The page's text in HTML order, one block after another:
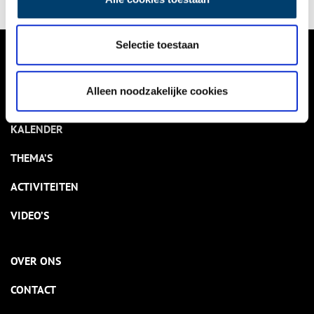
Selectie toestaan
Alleen noodzakelijke cookies
VERHALEN
KALENDER
THEMA’S
ACTIVITEITEN
VIDEO’S
OVER ONS
CONTACT